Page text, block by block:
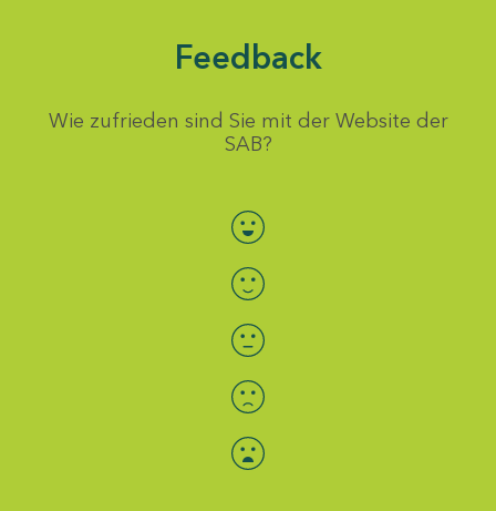
Feedback
Wie zufrieden sind Sie mit der Website der
SAB?
Bewertung auswählen